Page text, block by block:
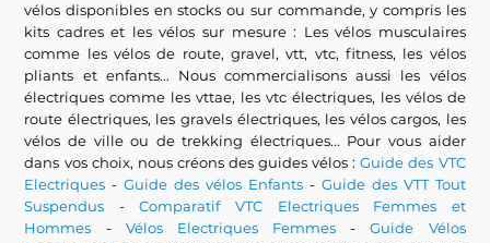
vélos disponibles en stocks ou sur commande, y compris les
kits cadres et les vélos sur mesure : Les vélos musculaires
comme les vélos de route, gravel, vtt, vtc, fitness, les vélos
pliants et enfants... Nous commercialisons aussi les vélos
électriques comme les vttae, les vtc électriques, les vélos de
route électriques, les gravels électriques, les vélos cargos, les
vélos de ville ou de trekking électriques... Pour vous aider
dans vos choix, nous créons des guides vélos :Guide des VTC
Electriques -Guide des vélos Enfants - Guide des VTT Tout
Suspendus -Comparatif VTC Electriques Femmes et
Hommes - Vélos Electriques Femmes -Guide Vélos